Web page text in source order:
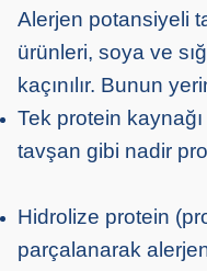
Alerjen potansiyeli
ürünleri, soya ve
kaçınılır. Bunun
Tek protein
tavşan gibi nadir
Hidrolize protein
parçalanarak